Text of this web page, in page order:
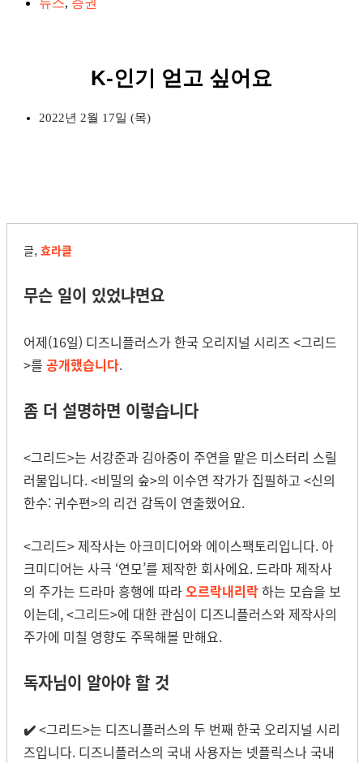
K-인기 얻고 싶어요
2022년 2월 17일 (목)
글, 효라클
무슨 일이 있었냐면요
어제(16일) 디즈니플러스가 한국 오리지널 시리즈 <그리드
>를 공개했습니다.
좀 더 설명하면 이렇습니다
<그리드>는 서강준과 김아중이 주연을 맡은 미스터리 스릴
러물입니다. <비밀의 숲>의 이수연 작가가 집필하고 <신의
한수: 귀수편>의 리건 감독이 연출했어요.
<그리드> 제작사는 아크미디어와 에이스팩토리입니다. 아
크미디어는 사극 ‘연모’를 제작한 회사에요. 드라마 제작사
의 주가는 드라마 흥행에 따라오르락내리락하는 모습을 보
이는데, <그리드>에 대한 관심이 디즈니플러스와 제작사의
주가에 미칠 영향도 주목해볼 만해요.
독자님이 알아야 할 것
✔️<그리드>는 디즈니플러스의 두 번째 한국 오리지널 시리
즈입니다. 디즈니플러스의 국내 사용자는 넷플릭스나 국내